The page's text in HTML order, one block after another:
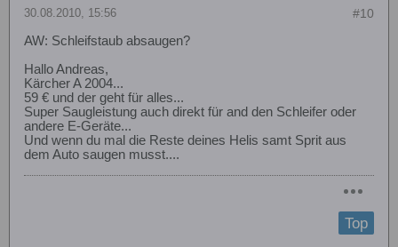
#10
30.08.2010, 15:56
AW: Schleifstaub absaugen?
Hallo Andreas,
Kärcher A 2004...
59 € und der geht für alles...
Super Saugleistung auch direkt für and den Schleifer oder
andere E-Geräte...
Und wenn du mal die Reste deines Helis samt Sprit aus
dem Auto saugen musst....
Top